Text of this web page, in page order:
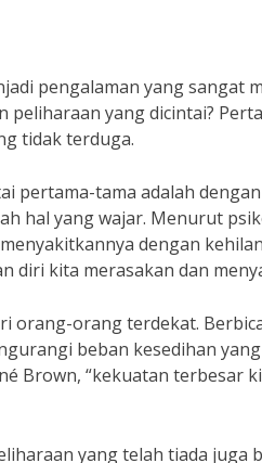
pengalaman yang sangat
yang dicintai?
tidak terduga.
pertama-tama adalah
hal yang wajar. Menurut
dengan
kita merasakan dan
orang-orang terdekat.
beban kesedihan
Brown, “kekuatan terbesar
yang telah tiada juga